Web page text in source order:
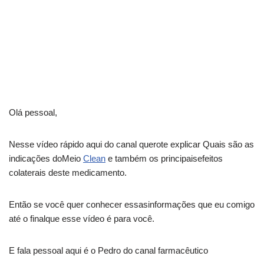
Olá pessoal,
Nesse vídeo rápido aqui do canal querote explicar Quais são as
indicações doMeio Clean e também os principaisefeitos
colaterais deste medicamento.
Então se você quer conhecer essasinformações que eu comigo
até o finalque esse vídeo é para você.
E fala pessoal aqui é o Pedro do canal farmacêutico